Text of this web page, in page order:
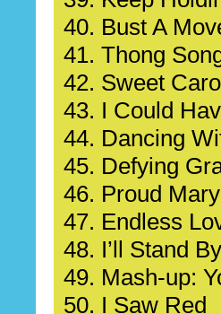
40. Bust A
41. Thong
42. Sweet
43. I Could
44. Dancing
45. Defying
46. Proud Mary
47. Endless
48. I’ll Stand
49. Mash-up:
50. I Saw Red